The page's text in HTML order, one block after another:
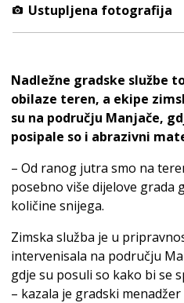
Ustupljena fotografija
Nadležne gradske službe
obilaze teren, a ekipe
su na području Manjače,
posipale so i abrazivni
– Od ranog jutra smo na
posebno više dijelove grada
količine snijega.
Zimska služba je u
intervenisala na području
gdje su posuli so kako bi se
– kazala je gradski